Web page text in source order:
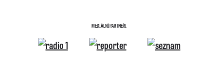
MEDIÁLNÍ PARTNEŘI